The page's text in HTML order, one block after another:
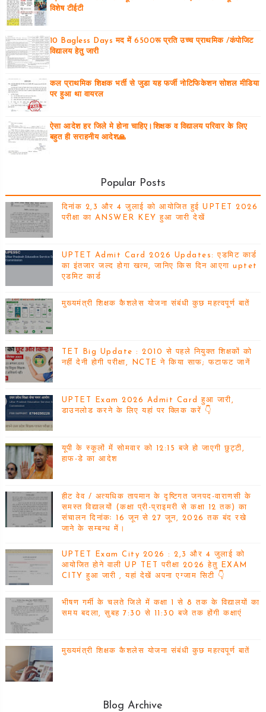
विशेष टीईटी
10 Bagless Days मद में 6500रू प्रति उच्च प्राथमिक /कंपोजिट
विद्यालय हेतु जारी
कल प्राथमिक शिक्षक भर्ती से जुडा यह फर्जी नोटिफिकेशन सोशल मीडिया
पर हुआ था वायरल
ऐसा आदेश हर जिले मे होना चाहिए।शिक्षक व विद्यालय परिवार के लिए
बहुत ही सराहनीय आदेश🙏
Popular Posts
दिनांक 2,3 और 4 जुलाई को आयोजित हुई UPTET 2026
परीक्षा का ANSWER KEY हुआ जारी देखें
UPTET Admit Card 2026 Updates: एडमिट कार्ड
का इंतजार जल्द होगा खत्म, जानिए किस दिन आएगा uptet
एडमिट कार्ड
मुख्यमंत्री शिक्षक कैशलेस योजना संबंधी कुछ महत्वपूर्ण बातें
TET Big Update : 2010 से पहले नियुक्त शिक्षकों को
नहीं देनी होगी परीक्षा, NCTE ने किया साफ; फटाफट जानें
UPTET Exam 2026 Admit Card हुआ जारी,
डाउनलोड करने के लिए यहां पर क्लिक करें 👇
यूपी के स्कूलों में सोमवार को 12:15 बजे हो जाएगी छुट्टी,
हाफ-डे का आदेश
हीट वेव / अत्यधिक तापमान के दृष्टिगत जनपद-वाराणसी के
समस्त विद्यालयों (कक्षा प्री-प्राइमरी से कक्षा 12 तक) का
संचालन दिनांकः 16 जून से 27 जून, 2026 तक बंद रखे
जाने के सम्बन्ध में।
UPTET Exam City 2026 : 2,3 और 4 जुलाई को
आयोजित होने वाली UP TET परीक्षा 2026 हेतु EXAM
CITY हुआ जारी , यहां देखें अपना एग्जाम सिटी 👇
भीषण गर्मी के चलते जिले में कक्षा 1 से 8 तक के विद्यालयों का
समय बदला, सुबह 7:30 से 11:30 बजे तक होंगी कक्षाएं
मुख्यमंत्री शिक्षक कैशलेस योजना संबंधी कुछ महत्वपूर्ण बातें
Blog Archive